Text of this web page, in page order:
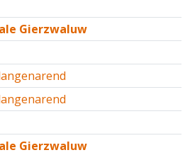
Gierzwaluw
Gierzwaluw